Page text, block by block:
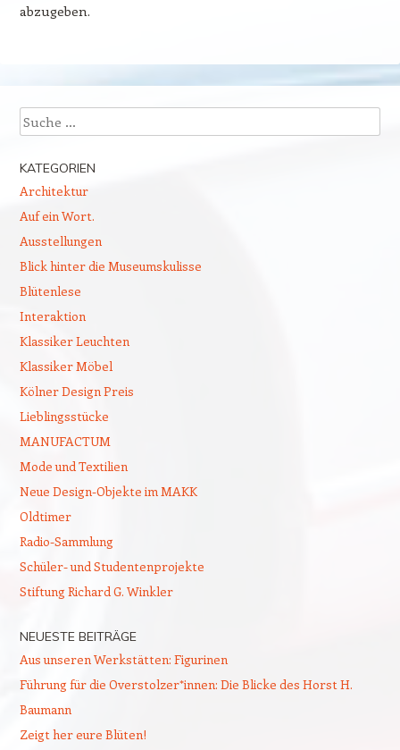
abzugeben.
Suchen
KATEGORIEN
Architektur
Auf ein Wort.
Ausstellungen
Blick hinter die Museumskulisse
Blütenlese
Interaktion
Klassiker Leuchten
Klassiker Möbel
Kölner Design Preis
Lieblingsstücke
MANUFACTUM
Mode und Textilien
Neue Design-Objekte im MAKK
Oldtimer
Radio-Sammlung
Schüler- und Studentenprojekte
Stiftung Richard G. Winkler
NEUESTE BEITRÄGE
Aus unseren Werkstätten: Figurinen
Führung für die Overstolzer*innen: Die Blicke des Horst H.
Baumann
Zeigt her eure Blüten!